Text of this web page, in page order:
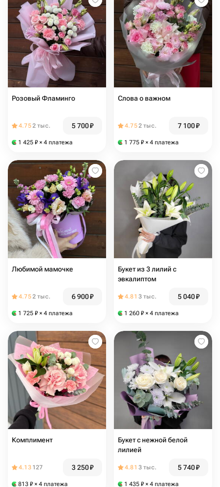
Розовый Фламинго
4.752 тыс. 5 700₽
1 425 ₽ × 4 платежа
Слова о важном
4.752 тыс. 7 100₽
1 775 ₽ × 4 платежа
Любимой мамочке
4.752 тыс. 6 900₽
1 725 ₽ × 4 платежа
Букет из 3 лилий с
эвкалиптом
4.81 3 тыс. 5 040₽
1 260 ₽ × 4 платежа
Комплимент
4.13 127 3 250₽
813 ₽ × 4 платежа
Букет с нежной белой
лилией
4.81 3 тыс. 5 740₽
1 435 ₽ × 4 платежа